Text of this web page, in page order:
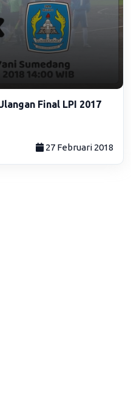
Final LPI 2017
27 Februari 2018